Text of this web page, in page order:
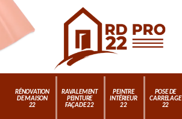
RÉNOVATION
DE MAISON
22
RAVALEMENT
PEINTURE
FAÇADE 22
PEINTRE
INTÉRIEUR
22
POSE DE
CARRELAGE
22